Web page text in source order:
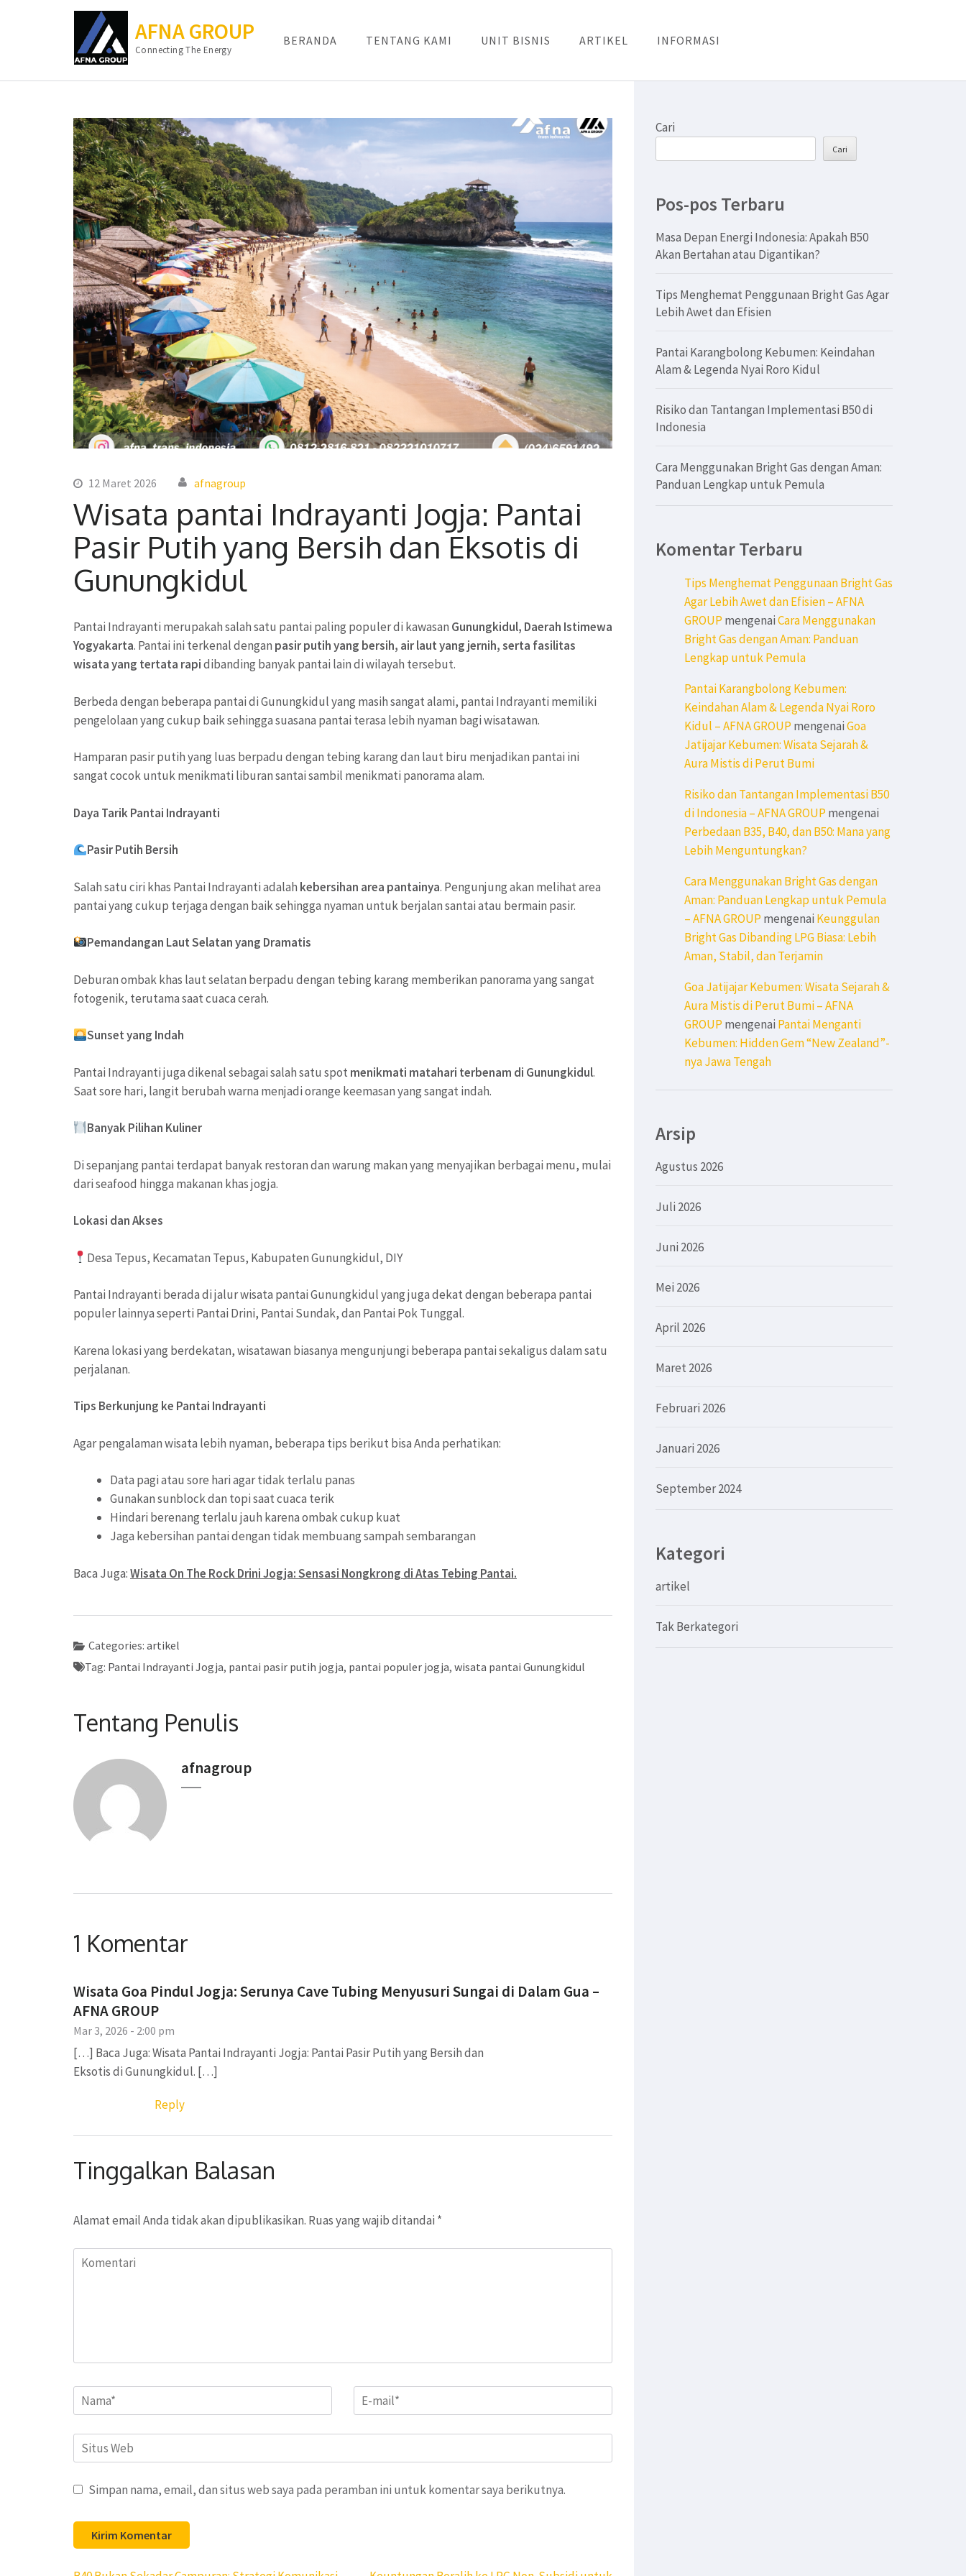
AFNA GROUP
Connecting The Energy
BERANDA TENTANG KAMI UNIT BISNIS ARTIKEL INFORMASI
12 Maret 2026 afnagroup
Wisata pantai Indrayanti Jogja: Pantai
Pasir Putih yang Bersih dan Eksotis di
Gunungkidul
Pantai Indrayanti merupakah salah satu pantai paling populer di kawasan Gunungkidul, Daerah Istimewa
Yogyakarta. Pantai ini terkenal dengan pasir putih yang bersih, air laut yang jernih, serta fasilitas
wisata yang tertata rapidibanding banyak pantai lain di wilayah tersebut.
Berbeda dengan beberapa pantai di Gunungkidul yang masih sangat alami, pantai Indrayanti memiliki
pengelolaan yang cukup baik sehingga suasana pantai terasa lebih nyaman bagi wisatawan.
Hamparan pasir putih yang luas berpadu dengan tebing karang dan laut biru menjadikan pantai ini
sangat cocok untuk menikmati liburan santai sambil menikmati panorama alam.
Daya Tarik Pantai Indrayanti
Pasir Putih Bersih
Salah satu ciri khas Pantai Indrayanti adalah kebersihan area pantainya. Pengunjung akan melihat area
pantai yang cukup terjaga dengan baik sehingga nyaman untuk berjalan santai atau bermain pasir.
Pemandangan Laut Selatan yang Dramatis
Deburan ombak khas laut selatan berpadu dengan tebing karang memberikan panorama yang sangat
fotogenik, terutama saat cuaca cerah.
Sunset yang Indah
Pantai Indrayanti juga dikenal sebagai salah satu spot menikmati matahari terbenam di Gunungkidul.
Saat sore hari, langit berubah warna menjadi orange keemasan yang sangat indah.
Banyak Pilihan Kuliner
Di sepanjang pantai terdapat banyak restoran dan warung makan yang menyajikan berbagai menu, mulai
dari seafood hingga makanan khas jogja.
Lokasi dan Akses
Desa Tepus, Kecamatan Tepus, Kabupaten Gunungkidul, DIY
Pantai Indrayanti berada di jalur wisata pantai Gunungkidul yang juga dekat dengan beberapa pantai
populer lainnya seperti Pantai Drini, Pantai Sundak, dan Pantai Pok Tunggal.
Karena lokasi yang berdekatan, wisatawan biasanya mengunjungi beberapa pantai sekaligus dalam satu
perjalanan.
Tips Berkunjung ke Pantai Indrayanti
Agar pengalaman wisata lebih nyaman, beberapa tips berikut bisa Anda perhatikan:
Data pagi atau sore hari agar tidak terlalu panas
Gunakan sunblock dan topi saat cuaca terik
Hindari berenang terlalu jauh karena ombak cukup kuat
Jaga kebersihan pantai dengan tidak membuang sampah sembarangan
Baca Juga:Wisata On The Rock Drini Jogja: Sensasi Nongkrong di Atas Tebing Pantai.
Categories: artikel
Tag: Pantai Indrayanti Jogja, pantai pasir putih jogja, pantai populer jogja, wisata pantai Gunungkidul
Tentang Penulis
afnagroup
1 Komentar
Wisata Goa Pindul Jogja: Serunya Cave Tubing Menyusuri Sungai di Dalam Gua –
AFNA GROUP
Mar 3, 2026 - 2:00 pm
[…] Baca Juga: Wisata Pantai Indrayanti Jogja: Pantai Pasir Putih yang Bersih dan
Eksotis di Gunungkidul. […]
Reply
Tinggalkan Balasan
Alamat email Anda tidak akan dipublikasikan. Ruas yang wajib ditandai *
Komentari
Name* Email*
Situs
Web
Simpan nama, email, dan situs web saya pada peramban ini untuk komentar saya berikutnya.
Cari
Cari
Pos-pos Terbaru
Masa Depan Energi Indonesia: Apakah B50
Akan Bertahan atau Digantikan?
Tips Menghemat Penggunaan Bright Gas Agar
Lebih Awet dan Efisien
Pantai Karangbolong Kebumen: Keindahan
Alam & Legenda Nyai Roro Kidul
Risiko dan Tantangan Implementasi B50 di
Indonesia
Cara Menggunakan Bright Gas dengan Aman:
Panduan Lengkap untuk Pemula
Komentar Terbaru
Tips Menghemat Penggunaan Bright Gas
Agar Lebih Awet dan Efisien – AFNA
GROUPmengenaiCara Menggunakan
Bright Gas dengan Aman: Panduan
Lengkap untuk Pemula
Pantai Karangbolong Kebumen:
Keindahan Alam & Legenda Nyai Roro
Kidul – AFNA GROUPmengenaiGoa
Jatijajar Kebumen: Wisata Sejarah &
Aura Mistis di Perut Bumi
Risiko dan Tantangan Implementasi B50
di Indonesia – AFNA GROUPmengenai
Perbedaan B35, B40, dan B50: Mana yang
Lebih Menguntungkan?
Cara Menggunakan Bright Gas dengan
Aman: Panduan Lengkap untuk Pemula
– AFNA GROUPmengenai Keunggulan
Bright Gas Dibanding LPG Biasa: Lebih
Aman, Stabil, dan Terjamin
Goa Jatijajar Kebumen: Wisata Sejarah &
Aura Mistis di Perut Bumi – AFNA
GROUPmengenai Pantai Menganti
Kebumen: Hidden Gem “New Zealand”-
nya Jawa Tengah
Arsip
Agustus 2026
Juli 2026
Juni 2026
Mei 2026
April 2026
Maret 2026
Februari 2026
Januari 2026
September 2024
Kategori
artikel
Tak Berkategori